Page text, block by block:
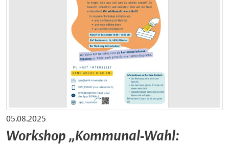
05.08.2025
Workshop „Kommunal-Wahl: